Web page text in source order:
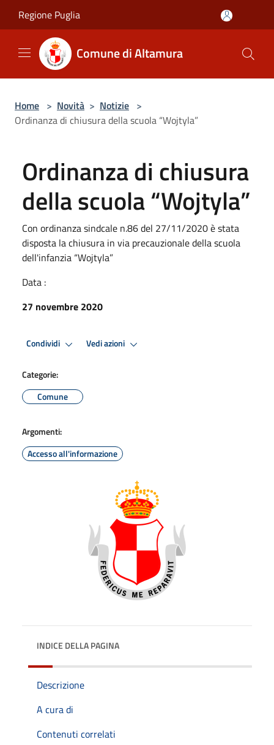
Regione Puglia
Comune di Altamura
Home > Novità > Notizie >
Ordinanza di chiusura della scuola “Wojtyla”
Ordinanza di chiusura
della scuola “Wojtyla”
Con ordinanza sindcale n.86 del 27/11/2020 è stata
disposta la chiusura in via precauzionale della scuola
dell'infanzia “Wojtyla”
Data :
27 novembre 2020
Condividi Vedi azioni
Categorie:
Comune
Argomenti:
Accesso all'informazione
INDICE DELLA PAGINA
Descrizione
A cura di
Contenuti correlati